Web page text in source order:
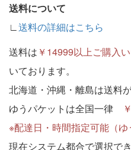
送料について
∟送料の詳細はこちら
送料は ￥14999以上ご購入
いております。
北海道・沖縄・離島は送料
ゆうパケットは全国一律
※配達日・時間指定可能（ゆ
現在システム都合で選択で